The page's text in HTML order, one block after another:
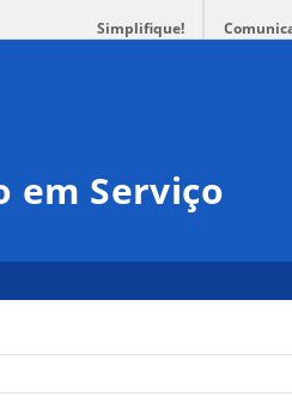
Simplifique!
em Serviço